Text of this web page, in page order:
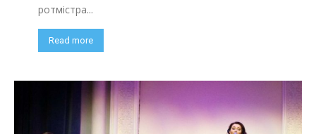
ротмістра...
Read more